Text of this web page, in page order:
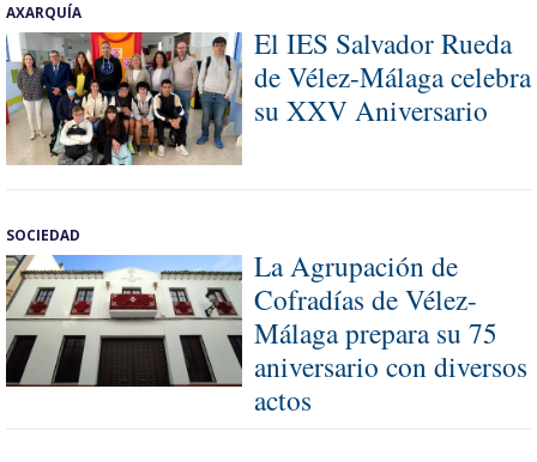
AXARQUÍA
El IES Salvador Rueda
de Vélez-Málaga celebra
su XXV Aniversario
SOCIEDAD
La Agrupación de
Cofradías de Vélez-
Málaga prepara su 75
aniversario con diversos
actos